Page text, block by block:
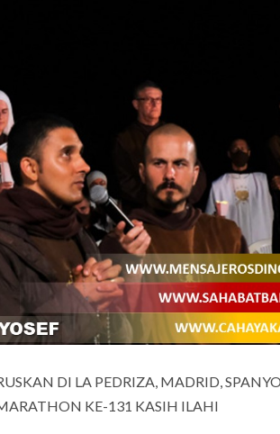
DI LA PEDRIZA, MADRID,
KE-131 KASIH ILAHI